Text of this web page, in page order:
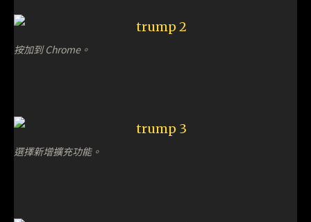
按加到 Chrome。
選擇新增擴充功能。